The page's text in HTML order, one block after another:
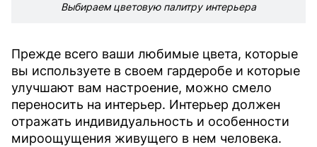
Выбираем цветовую палитру интерьера
Прежде всего ваши любимые цвета, которые
вы используете в своем гардеробе и которые
улучшают вам настроение, можно смело
переносить на интерьер. Интерьер должен
отражать индивидуальность и особенности
мироощущения живущего в нем человека.